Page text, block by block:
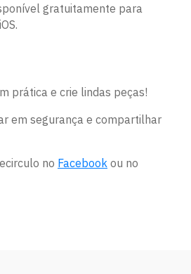
gratuitamente para
prática e crie lindas peças!
em segurança e compartilhar
no Facebook ou no